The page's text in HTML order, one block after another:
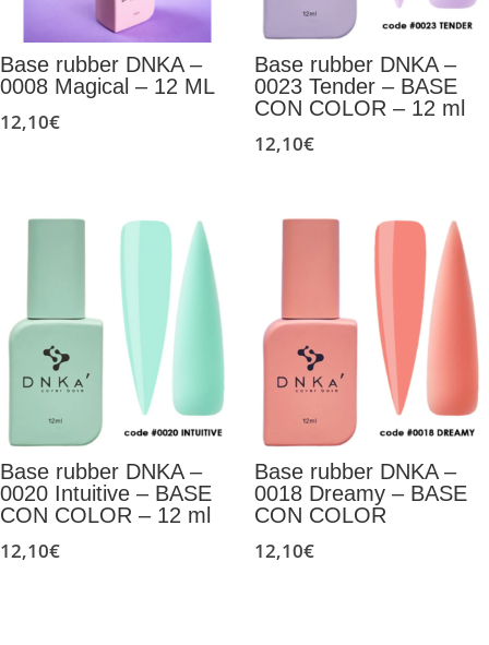
Base rubber DNKA –
0008 Magical – 12 ML
12,10€
Base rubber DNKA –
0023 Tender – BASE
CON COLOR – 12 ml
12,10€
Base rubber DNKA –
0020 Intuitive – BASE
CON COLOR – 12 ml
12,10€
Base rubber DNKA –
0018 Dreamy – BASE
CON COLOR
12,10€